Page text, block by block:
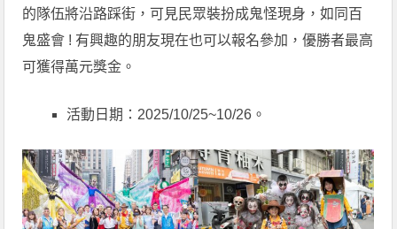
的隊伍將沿路踩街，可見民眾裝扮成鬼怪現身，如同百
鬼盛會 ! 有興趣的朋友現在也可以報名參加，優勝者最高
可獲得萬元獎金。
活動日期：2025/10/25~10/26。